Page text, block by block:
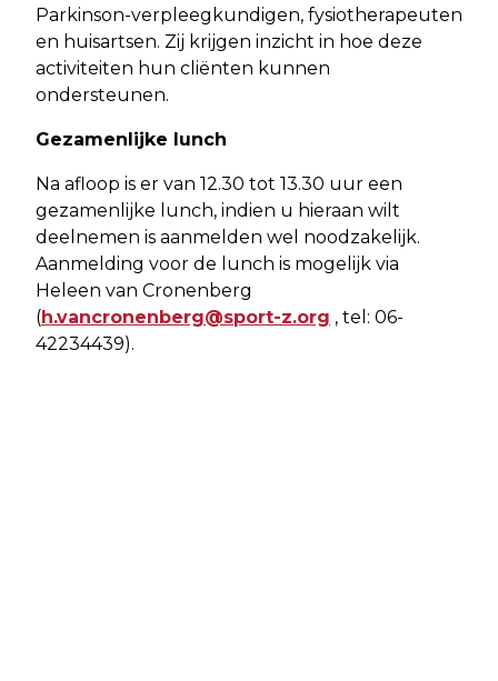
Parkinson-verpleegkundigen, fysiotherapeuten
en huisartsen. Zij krijgen inzicht in hoe deze
activiteiten hun cliënten kunnen
ondersteunen.
Gezamenlijke lunch
Na afloop is er van 12.30 tot 13.30 uur een
gezamenlijke lunch, indien u hieraan wilt
deelnemen is aanmelden wel noodzakelijk.
Aanmelding voor de lunch is mogelijk via
Heleen van Cronenberg
(h.vancronenberg@sport-z.org , tel: 06-
42234439).